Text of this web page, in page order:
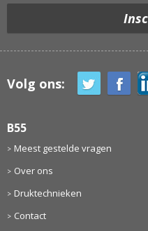
Volg ons:
B55
Meest gestelde vragen
Over ons
Druktechnieken
Contact